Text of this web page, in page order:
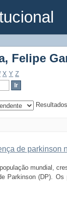
Felipe
Felipe
X Y Z
de parkinson
mundial,
Parkinson (DP).